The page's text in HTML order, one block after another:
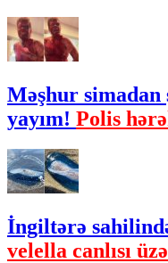
Məşhur simadan
yayım! Polis
İngiltərə
velella canlısı